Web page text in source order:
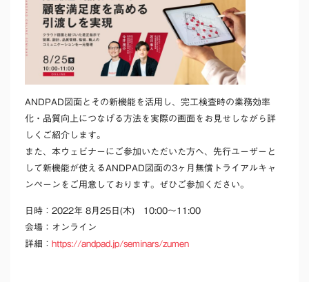
ANDPAD図面とその新機能を活用し、完工検査時の業務効率
化・品質向上につなげる方法を実際の画面をお見せしながら詳
しくご紹介します。
また、本ウェビナーにご参加いただいた方へ、先行ユーザーと
して新機能が使えるANDPAD図面の3ヶ月無償トライアルキャ
ンペーンをご用意しております。ぜひご参加ください。
日時：2022年 8月25日(木) 10:00～11:00
会場：オンライン
詳細： https://andpad.jp/seminars/zumen